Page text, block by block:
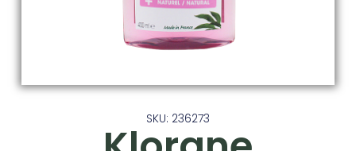
SKU: 236273